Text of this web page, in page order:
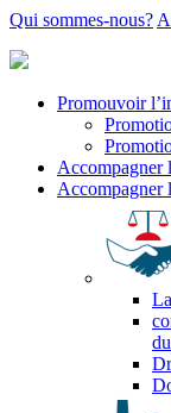
Qui sommes-nous?
Promouvoir
Accompagner
Accompagner